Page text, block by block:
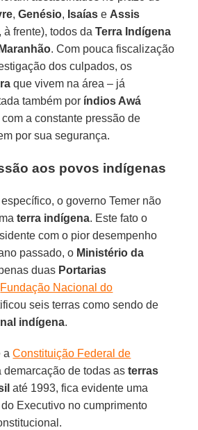
,Genésio, Isaías e Assis
à frente), todos daTerra Indígena
Maranhão. Com pouca fiscalização
dos culpados, os
que vivem na área – já
também por índios Awá
a constante pressão de
por sua segurança.
aos povos indígenas
o governo Temer não
terra indígena. Este fato o
com o pior desempenho
passado, o Ministério da
duas Portarias
Fundação Nacional do
seis terras como sendo de
indígena.
aConstituição Federal de
demarcação de todas asterras
até 1993, fica evidente uma
Executivo no cumprimento